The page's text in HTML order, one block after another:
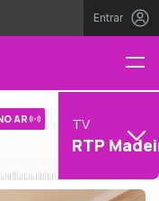
Entrar
AR TV
RTP